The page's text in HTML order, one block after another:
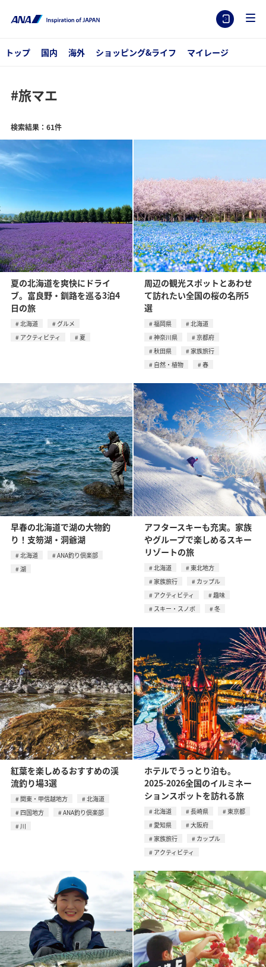
トップ 国内 海外 ショッピング&ライフ マイレージ
#旅マエ
検索結果：61件
夏の北海道を爽快にドライ
ブ。富良野・釧路を巡る3泊4
日の旅
北海道
グルメ
アクティビティ
夏
周辺の観光スポットとあわせ
て訪れたい全国の桜の名所5
選
福岡県
北海道
神奈川県
京都府
秋田県
家族旅行
自然・植物
春
早春の北海道で湖の大物釣
り！支笏湖・洞爺湖
北海道
ANA釣り倶楽部
湖
アフタースキーも充実。家族
やグループで楽しめるスキー
リゾートの旅
北海道
東北地方
家族旅行
カップル
アクティビティ
趣味
スキー・スノボ
冬
紅葉を楽しめるおすすめの渓
流釣り場3選
関東・甲信越地方
北海道
四国地方
ANA釣り倶楽部
川
ホテルでうっとり泊も。
2025-2026全国のイルミネー
ションスポットを訪れる旅
北海道 長崎県
東京都
愛知県
大阪府
家族旅行
カップル
アクティビティ